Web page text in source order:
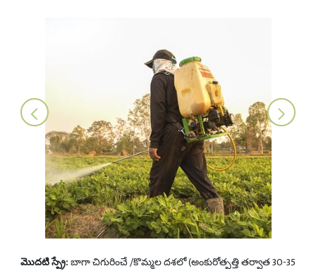
మొదటి స్ప్రే:బాగా చిగురించే /కొమ్మల దశలో (అంకురోత్పత్తి తర్వాత 30-35